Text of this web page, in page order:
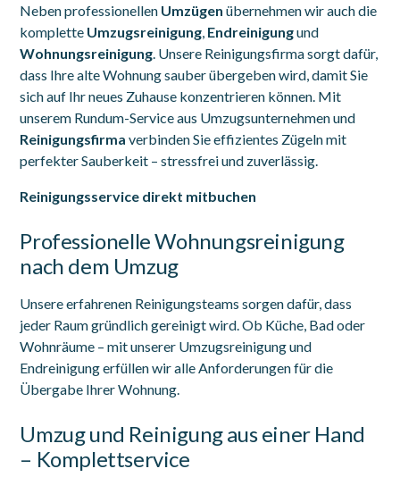
Neben professionellen Umzügen übernehmen wir auch die
komplette Umzugsreinigung Endreinigungund
Wohnungsreinigung . Unsere Reinigungsfirma sorgt dafür,
dass Ihre alte Wohnung sauber übergeben wird, damit Sie
sich auf Ihr neues Zuhause konzentrieren können. Mit
unserem Rundum-Service aus Umzugsunternehmen und
Reinigungsfirma verbinden Sie effizientes Zügeln mit
perfekter Sauberkeit – stressfrei und zuverlässig.
Reinigungsservice direkt mitbuchen
Professionelle Wohnungsreinigung
nach dem Umzug
Unsere erfahrenen Reinigungsteams sorgen dafür, dass
jeder Raum gründlich gereinigt wird. Ob Küche, Bad oder
Wohnräume – mit unserer Umzugsreinigung und
Endreinigung erfüllen wir alle Anforderungen für die
Übergabe Ihrer Wohnung.
Umzug und Reinigung aus einer Hand
– Komplettservice